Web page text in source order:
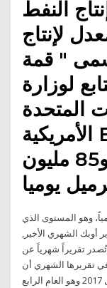
النفط
لإنتاج
" قمة
لوزارة
المتحدة
الأمريكية EIA في فبراير 2008
بقدر اجمالي قدره 8و85 مليون
مليون برميل يومياً، وهو المستوى الذي
أوبك الشهري الأخير,
تقريراً شهرياً عن
في تقريرها الشهري أن
المخزون العالمي للنفط سيواصل تراكمه طوال 2017 وهو العام الرابع